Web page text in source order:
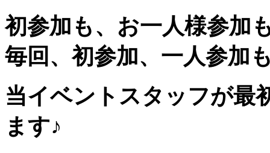
初参加も、お一人様参加
毎回、初参加、一人参加
当イベントスタッフが最
ます♪